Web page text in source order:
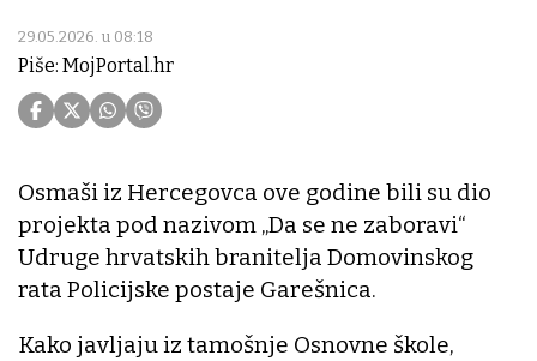
29.05.2026. u 08:18
Piše: MojPortal.hr
Osmaši iz Hercegovca ove godine bili su dio
projekta pod nazivom „Da se ne zaboravi“
Udruge hrvatskih branitelja Domovinskog
rata Policijske postaje Garešnica.
Kako javljaju iz tamošnje Osnovne škole,